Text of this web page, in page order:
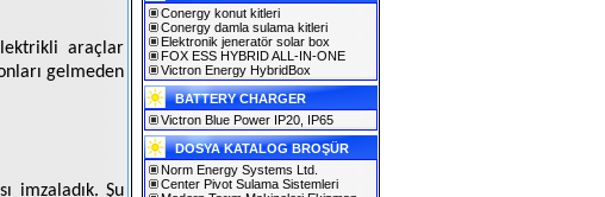
araçlar
gelmeden
imzaladık. Şu
Conergy konut kitleri
Conergy damla sulama kitleri
Elektronik jeneratör solar box
FOX ESS HYBRID ALL-IN-ONE
Victron Energy HybridBox
BATTERY CHARGER
Victron Blue Power IP20, IP65
DOSYA KATALOG BROŞÜR
Norm Energy Systems Ltd.
Center Pivot Sulama Sistemleri